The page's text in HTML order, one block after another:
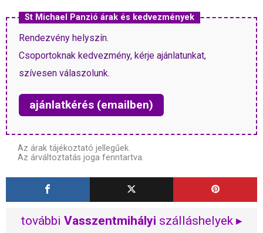
St Michael Panzió árak és kedvezmények
Rendezvény helyszín.
Csoportoknak kedvezmény, kérje ajánlatunkat,
szívesen válaszolunk.
ajánlatkérés (emailben)
Az árak tájékoztató jellegűek.
Az árváltoztatás joga fenntartva.
további Vasszentmihályi szálláshelyek ▸